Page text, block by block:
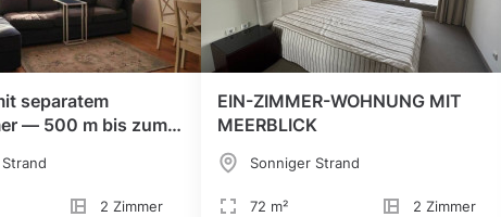
separatem
— 500 m bis zum
2 Zimmer
EIN-ZIMMER-WOHNUNG MIT
MEERBLICK
Sonniger Strand
72 m² 2 Zimmer